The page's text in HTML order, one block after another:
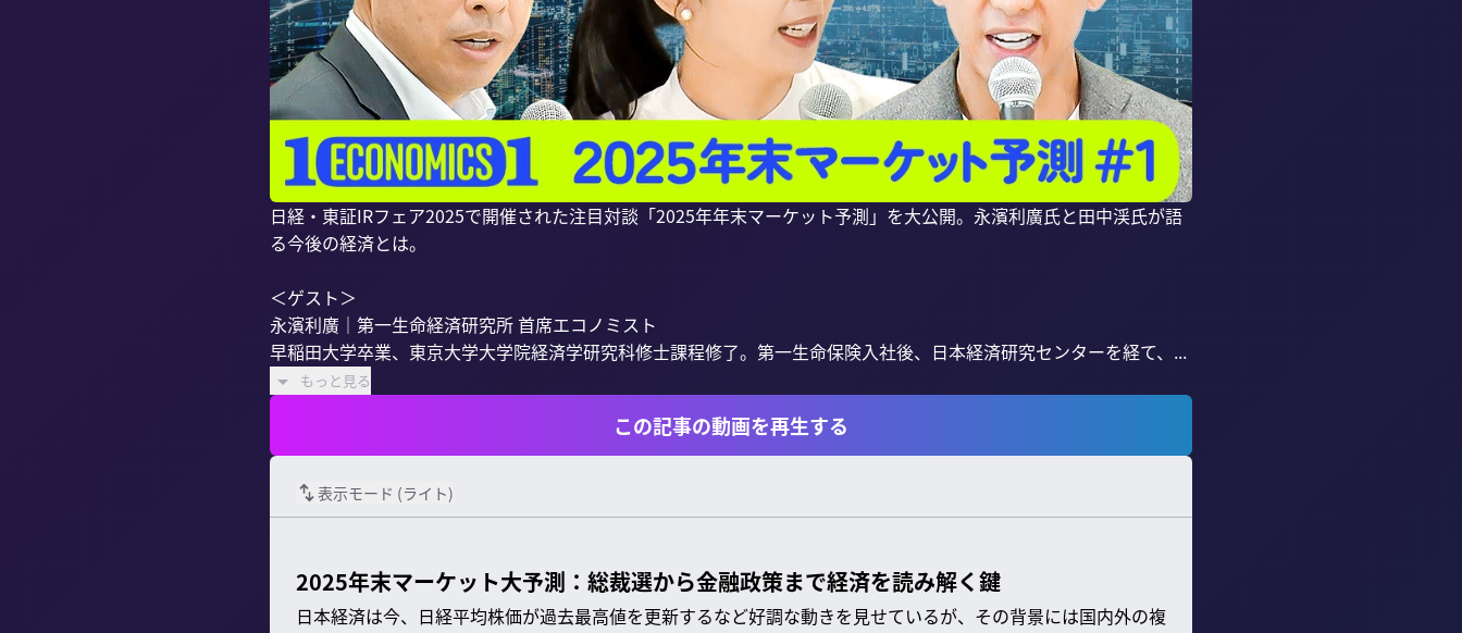
日経・東証IRフェア2025で開催された注目対談「2025年年末マーケット予測」を大公開。永濱利廣氏と田中渓氏が語
る今後の経済とは。
＜ゲスト＞
永濱利廣｜第一生命経済研究所 首席エコノミスト
早稲田大学卒業、東京大学大学院経済学研究科修士課程修了。第一生命保険入社後、日本経済研究センターを経て、...
もっと見る
この記事の動画を再生する
表示モード (ライト)
2025年末マーケット大予測：総裁選から金融政策まで経済を読み解く鍵
日本経済は今、日経平均株価が過去最高値を更新するなど好調な動きを見せているが、その背景には国内外の複